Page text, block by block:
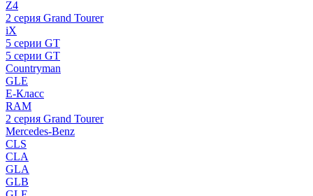
Z4
2 серия Grand Tourer
iX
5 серии GT
5 серии GT
Countryman
GLE
E-Класс
RAM
2 серия Grand Tourer
Mercedes-Benz
CLS
CLA
GLA
GLB